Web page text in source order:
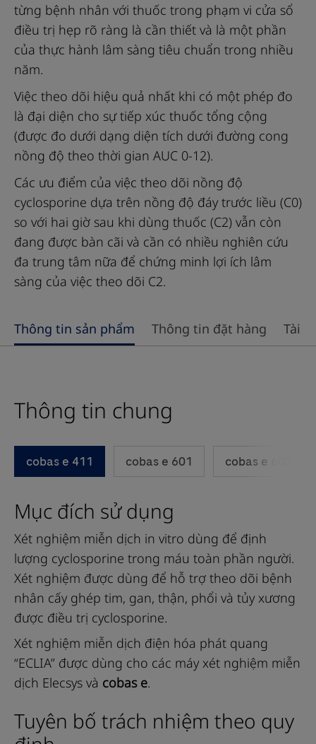
từng bệnh nhân với thuốc trong phạm vi cửa sổ
điều trị hẹp rõ ràng là cần thiết và là một phần
của thực hành lâm sàng tiêu chuẩn trong nhiều
năm.
Việc theo dõi hiệu quả nhất khi có một phép đo
là đại diện cho sự tiếp xúc thuốc tổng cộng
(được đo dưới dạng diện tích dưới đường cong
nồng độ theo thời gian AUC 0‑12).
Các ưu điểm của việc theo dõi nồng độ
cyclosporine dựa trên nồng độ đáy trước liều (C0)
so với hai giờ sau khi dùng thuốc (C2) vẫn còn
đang được bàn cãi và cần có nhiều nghiên cứu
đa trung tâm nữa để chứng minh lợi ích lâm
sàng của việc theo dõi C2.
Use
left
arrow
to
scroll
the
tabs
Thông tin sản phẩm Thông tin đặt hàng Tài
Thông tin chung
cobas e 411 cobas e 601 cobas e 602
Mục đích sử dụng
Xét nghiệm miễn dịch in vitro dùng để định
lượng cyclosporine trong máu toàn phần người.
Xét nghiệm được dùng để hỗ trợ theo dõi bệnh
nhân cấy ghép tim, gan, thận, phổi và tủy xương
được điều trị cyclosporine.
Xét nghiệm miễn dịch điện hóa phát quang
“ECLIA” được dùng cho các máy xét nghiệm miễn
dịch Elecsys và cobas e.
Tuyên bố trách nhiệm theo quy